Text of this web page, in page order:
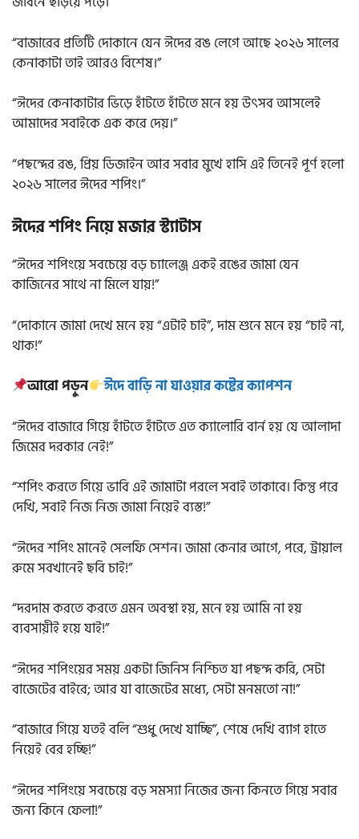
“বাজারের প্রতিটি দোকানে যেন ঈদের রঙ লেগে আছে ২০২৬ সালের
কেনাকাটা তাই আরও বিশেষ।”
“ঈদের কেনাকাটার ভিড়ে হাঁটতে হাঁটতে মনে হয় উৎসব আসলেই
আমাদের সবাইকে এক করে দেয়।”
“পছন্দের রঙ, প্রিয় ডিজাইন আর সবার মুখে হাসি এই তিনেই পূর্ণ হলো
২০২৬ সালের ঈদের শপিং।”
ঈদের শপিং নিয়ে মজার স্ট্যাটাস
“ঈদের শপিংয়ে সবচেয়ে বড় চ্যালেঞ্জ একই রঙের জামা যেন
কাজিনের সাথে না মিলে যায়!”
“দোকানে জামা দেখে মনে হয় “এটাই চাই”, দাম শুনে মনে হয় “চাই না,
থাক!”
আরো পড়ুন
ঈদে বাড়ি না যাওয়ার কষ্টের ক্যাপশন
“ঈদের বাজারে গিয়ে হাঁটতে হাঁটতে এত ক্যালোরি বার্ন হয় যে আলাদা
জিমের দরকার নেই!”
“শপিং করতে গিয়ে ভাবি এই জামাটা পরলে সবাই তাকাবে। কিন্তু পরে
দেখি, সবাই নিজ নিজ জামা নিয়েই ব্যস্ত!”
“ঈদের শপিং মানেই সেলফি সেশন। জামা কেনার আগে, পরে, ট্রায়াল
রুমে সবখানেই ছবি চাই!”
“দরদাম করতে করতে এমন অবস্থা হয়, মনে হয় আমি না হয়
ব্যবসায়ীই হয়ে যাই!”
“ঈদের শপিংয়ের সময় একটা জিনিস নিশ্চিত যা পছন্দ করি, সেটা
বাজেটের বাইরে; আর যা বাজেটের মধ্যে, সেটা মনমতো না!”
“বাজারে গিয়ে যতই বলি “শুধু দেখে যাচ্ছি”, শেষে দেখি ব্যাগ হাতে
নিয়েই বের হচ্ছি!”
“ঈদের শপিংয়ে সবচেয়ে বড় সমস্যা নিজের জন্য কিনতে গিয়ে সবার
জন্য কিনে ফেলা!”